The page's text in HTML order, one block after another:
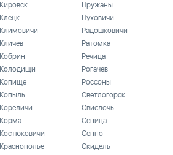
Кировск
Клецк
Климовичи
Кличев
Кобрин
Колодищи
Копище
Копыль
Кореличи
Корма
Костюковичи
Краснополье
Пружаны
Пуховичи
Радошковичи
Ратомка
Речица
Рогачев
Россоны
Светлогорск
Свислочь
Сеница
Сенно
Скидель